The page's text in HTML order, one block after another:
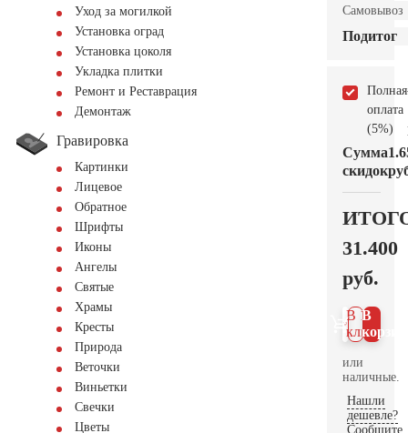
Уход за могилкой
Установка оград
Установка цоколя
Укладка плитки
Ремонт и Реставрация
Демонтаж
Гравировка
Картинки
Лицевое
Обратное
Шрифты
Иконы
Ангелы
Святые
Храмы
Кресты
Природа
Веточки
Виньетки
Свечки
Цветы
Самовывоз
Подитог
Полная
оплата
(5%)
Сумма
скидок
31.400
руб.
В
В 1
клик
или
наличные.
Нашли
дешевле?
Сообщите